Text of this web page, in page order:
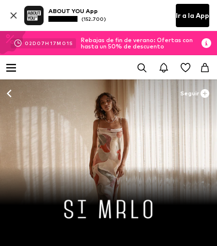
ABOUT YOU App
(152.700) Ir a la App
02D 07H 16M 59 S
Rebajas de fin de verano: Ofertas con
hasta un 50% de descuento
Seguir